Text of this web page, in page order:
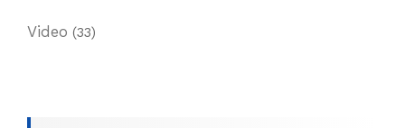
Video (33)